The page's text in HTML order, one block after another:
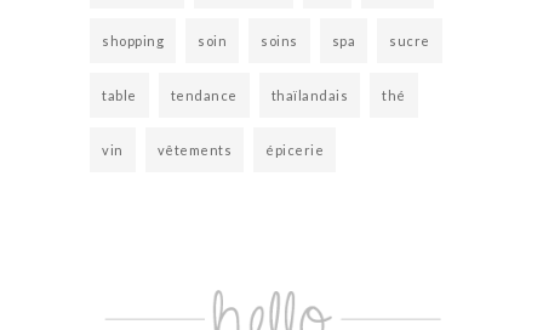
shopping soin soins spa sucre
table tendance thaïlandais thé
vin vêtements épicerie